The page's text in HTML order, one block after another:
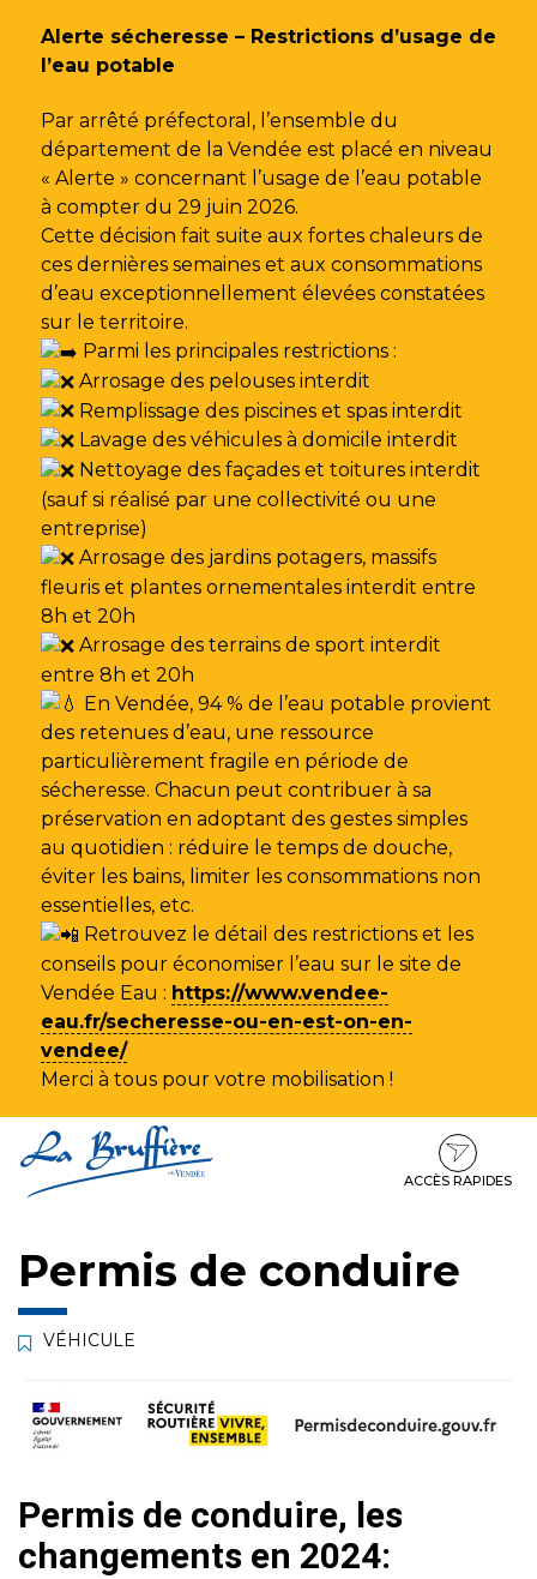
Alerte sécheresse – Restrictions d’usage de
l’eau potable
Par arrêté préfectoral, l’ensemble du
département de la Vendée est placé en niveau
« Alerte » concernant l’usage de l’eau potable
à compter du 29 juin 2026.
Cette décision fait suite aux fortes chaleurs de
ces dernières semaines et aux consommations
d’eau exceptionnellement élevées constatées
sur le territoire.
Parmi les principales restrictions :
Arrosage des pelouses interdit
Remplissage des piscines et spas interdit
Lavage des véhicules à domicile interdit
Nettoyage des façades et toitures interdit
(sauf si réalisé par une collectivité ou une
entreprise)
Arrosage des jardins potagers, massifs
fleuris et plantes ornementales interdit entre
8h et 20h
Arrosage des terrains de sport interdit
entre 8h et 20h
En Vendée, 94 % de l’eau potable provient
des retenues d’eau, une ressource
particulièrement fragile en période de
sécheresse. Chacun peut contribuer à sa
préservation en adoptant des gestes simples
au quotidien : réduire le temps de douche,
éviter les bains, limiter les consommations non
essentielles, etc.
Retrouvez le détail des restrictions et les
conseils pour économiser l’eau sur le site de
Vendée Eau : https://www.vendee-
eau.fr/secheresse-ou-en-est-on-en-
vendee/
Merci à tous pour votre mobilisation !
au
contenu
au
ACCÈS RAPIDES
Permis de conduire
VÉHICULE
Permis de conduire, les
changements en 2024: